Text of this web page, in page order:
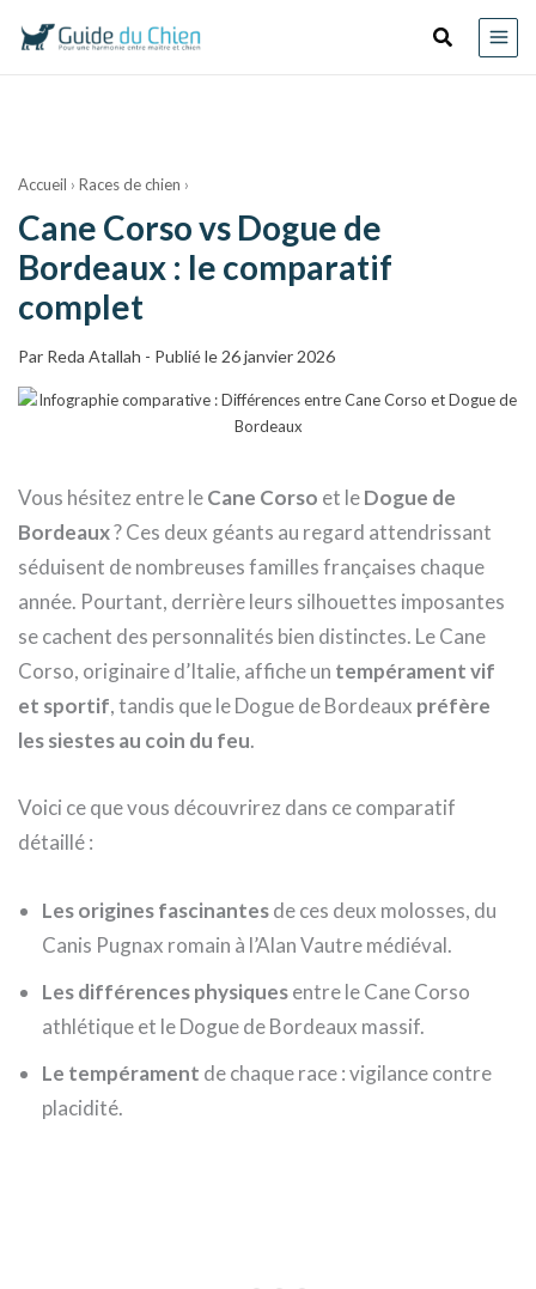
contenu
Accueil › Races de chien ›
Cane Corso vs Dogue de
Bordeaux : le comparatif
complet
Par Reda Atallah - Publié le 26 janvier 2026
Vous hésitez entre leCane Corso et leDogue de
Bordeaux? Ces deux géants au regard attendrissant
séduisent de nombreuses familles françaises chaque
année. Pourtant, derrière leurs silhouettes imposantes
se cachent des personnalités bien distinctes. Le Cane
Corso, originaire d’Italie, affiche un tempérament vif
et sportif, tandis que le Dogue de Bordeaux préfère
les siestes au coin du feu.
Voici ce que vous découvrirez dans ce comparatif
détaillé :
Les origines fascinantesde ces deux molosses, du
Canis Pugnax romain à l’Alan Vautre médiéval.
Les différences physiquesentre le Cane Corso
athlétique et le Dogue de Bordeaux massif.
Le tempérament de chaque race : vigilance contre
placidité.